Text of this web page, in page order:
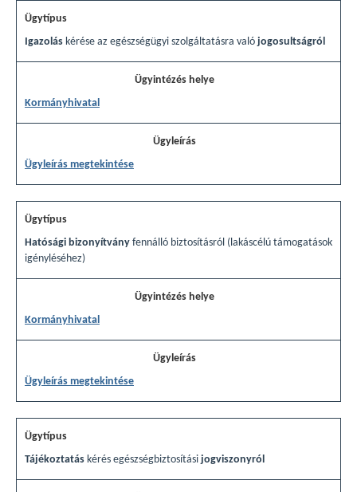
Igazolás kérése az egészségügyi szolgáltatásra való jogosultságról
Kormányhivatal
Ügyleírás megtekintése
Hatósági bizonyítvány fennálló biztosításról (lakáscélú támogatások
igényléséhez)
Kormányhivatal
Ügyleírás megtekintése
Tájékoztatás kérés egészségbiztosítási jogviszonyról